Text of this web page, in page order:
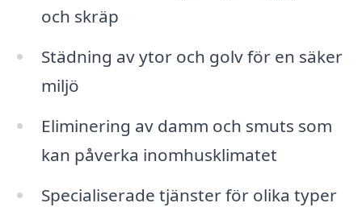
och skräp
Städning av ytor och golv för en säker
miljö
Eliminering av damm och smuts som
kan påverka inomhusklimatet
Specialiserade tjänster för olika typer